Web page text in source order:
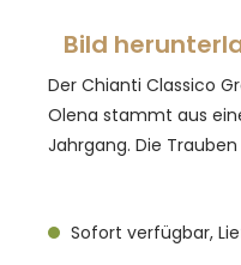
Bild
Der Chianti Classico
Olena stammt aus
Jahrgang. Die
bestehen überwiegend
Sofort verfügbar,